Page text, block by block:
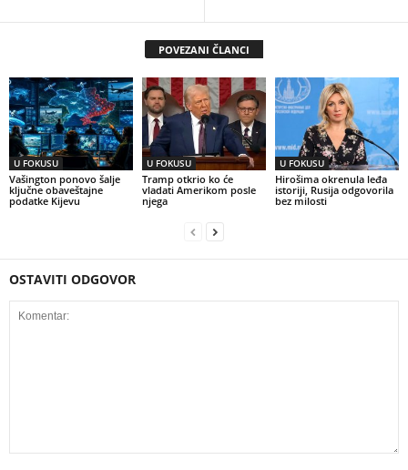
POVEZANI ČLANCI
U FOKUSU
Vašington ponovo šalje
ključne obaveštajne
podatke Kijevu
U FOKUSU
Tramp otkrio ko će
vladati Amerikom posle
njega
U FOKUSU
Hirošima okrenula leđa
istoriji, Rusija odgovorila
bez milosti
OSTAVITI ODGOVOR